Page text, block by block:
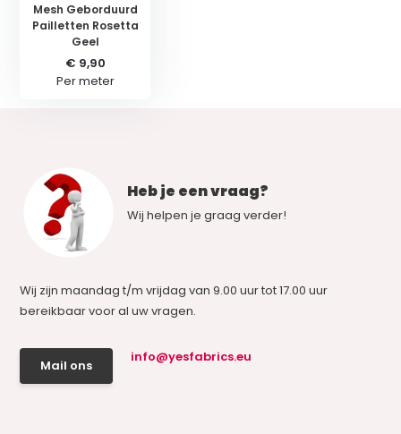
Mesh Geborduurd
Pailletten Rosetta
Geel
€ 9,90
Per meter
Heb je een vraag?
Wij helpen je graag verder!
Wij zijn maandag t/m vrijdag van 9.00 uur tot 17.00 uur
bereikbaar voor al uw vragen.
Mail ons
info@yesfabrics.eu